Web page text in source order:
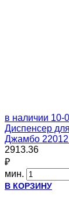
в наличии 10-
Диспенсер
Джамбо
2913.36
₽
мин.
В КОРЗИНУ